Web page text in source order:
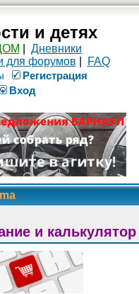
и детях
Дневники
для форумов
FAQ
Рeгиcтpaция
Вход
и калькулятор